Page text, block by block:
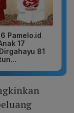
Pamelo.id
17
81